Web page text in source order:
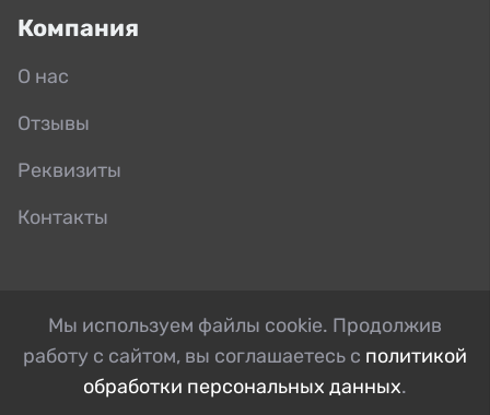
Компания
О нас
Отзывы
Реквизиты
Контакты
Мы используем файлы cookie. Продолжив
работу с сайтом, вы соглашаетесь с политикой
обработки персональных данных.